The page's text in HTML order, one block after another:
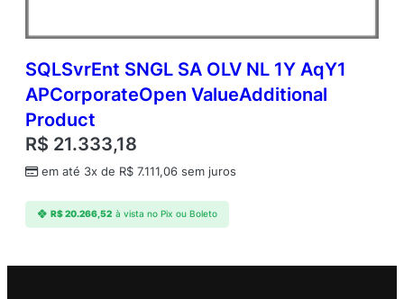
SQLSvrEnt SNGL SA OLV NL 1Y AqY1
APCorporateOpen ValueAdditional
Product
R$ 21.333,18
em até 3x de R$ 7.111,06 sem juros
R$20.266,52 à vista no Pix ou Boleto